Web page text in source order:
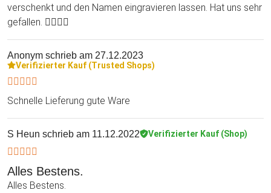
verschenkt und den Namen eingravieren lassen. Hat uns sehr
gefallen. 👍🏻👍🏻
Anonym schrieb am 27.12.2023
Verifizierter Kauf (Trusted Shops)
Schnelle Lieferung gute Ware
S Heun schrieb am 11.12.2022 Verifizierter Kauf (Shop)
Alles Bestens.
Alles Bestens.